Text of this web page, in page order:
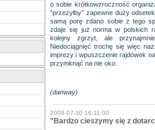
o sobie krótkowzroczność
”przeżyłby” zapewne duży
samą porę zdano sobie z tego
zdaje się już norma w polskich
kolejny zgrzyt, ale
Niedociągnięć trochę się więc
imprezy i wpuszczenie rajdówek
przymknąć na nie oko.
(danway)
2008-07-30 16:11:00
"Bardzo cieszymy się z